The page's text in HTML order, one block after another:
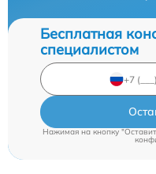
Бесплатная
специалистом
Нажимая на кнопку